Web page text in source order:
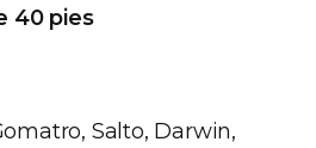
40 pies
Salto, Darwin,